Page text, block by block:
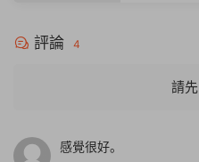
評論 4
請先
感覺很好。